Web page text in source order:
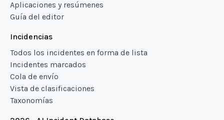
Aplicaciones y resúmenes
Guía del editor
Incidencias
Todos los incidentes en forma de lista
Incidentes marcados
Cola de envío
Vista de clasificaciones
Taxonomías